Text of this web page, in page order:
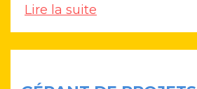
Lire la suite